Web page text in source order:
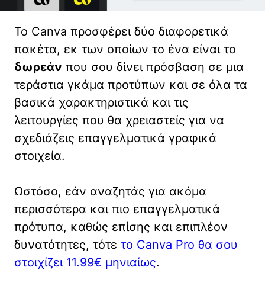
Το Canva προσφέρει δύο διαφορετικά
πακέτα, εκ των οποίων το ένα είναι το
δωρεάν που σου δίνει πρόσβαση σε μια
τεράστια γκάμα προτύπων και σε όλα τα
βασικά χαρακτηριστικά και τις
λειτουργίες που θα χρειαστείς για να
σχεδιάζεις επαγγελματικά γραφικά
στοιχεία.
Ωστόσο, εάν αναζητάς για ακόμα
περισσότερα και πιο επαγγελματικά
πρότυπα, καθώς επίσης και επιπλέον
δυνατότητες, τότε το Canva Pro θα σου
στοιχίζει 11.99€ μηνιαίως.